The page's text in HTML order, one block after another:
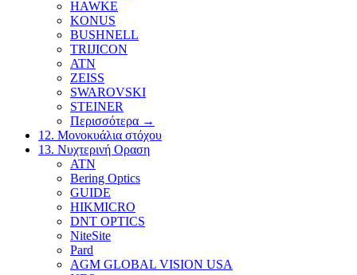
HAWKE
KONUS
BUSHNELL
TRIJICON
ATN
ZEISS
SWAROVSKI
STEINER
Περισσότερα →
12. Μονοκυάλια στόχου
13. Νυχτερινή Οραση
ATN
Bering Optics
GUIDE
HIKMICRO
DNT OPTICS
NiteSite
Pard
AGM GLOBAL VISION USA